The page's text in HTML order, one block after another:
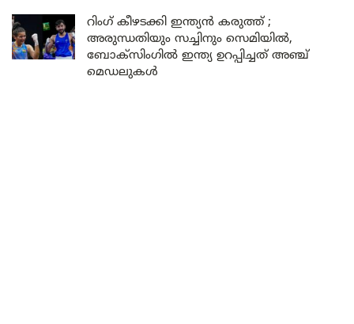
റിംഗ് കീഴടക്കി ഇന്ത്യൻ കരുത്ത് ;
അരുന്ധതിയും സച്ചിനും സെമിയിൽ,
ബോക്സിംഗിൽ ഇന്ത്യ ഉറപ്പിച്ചത് അഞ്ച്
മെഡലുകൾ